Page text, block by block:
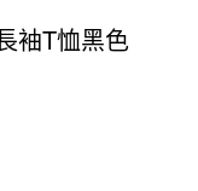
袖T恤黑色